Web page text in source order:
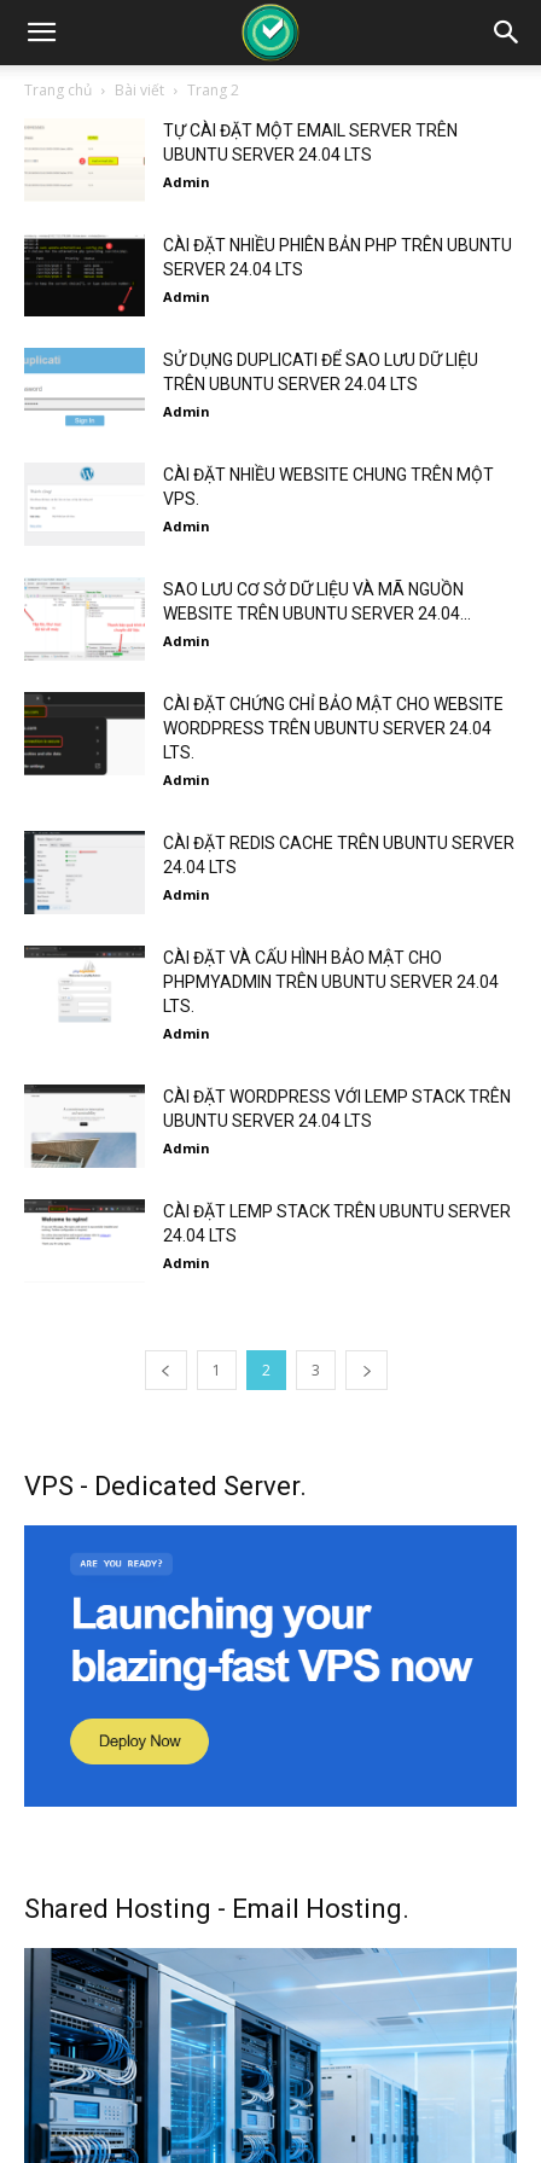
Trang chủ Bài viết Trang 2
TỰ CÀI ĐẶT MỘT EMAIL SERVER TRÊN
UBUNTU SERVER 24.04 LTS
Admin
CÀI ĐẶT NHIỀU PHIÊN BẢN PHP TRÊN UBUNTU
SERVER 24.04 LTS
Admin
SỬ DỤNG DUPLICATI ĐỂ SAO LƯU DỮ LIỆU
TRÊN UBUNTU SERVER 24.04 LTS
Admin
CÀI ĐẶT NHIỀU WEBSITE CHUNG TRÊN MỘT
VPS.
Admin
SAO LƯU CƠ SỞ DỮ LIỆU VÀ MÃ NGUỒN
WEBSITE TRÊN UBUNTU SERVER 24.04...
Admin
CÀI ĐẶT CHỨNG CHỈ BẢO MẬT CHO WEBSITE
WORDPRESS TRÊN UBUNTU SERVER 24.04
LTS.
Admin
CÀI ĐẶT REDIS CACHE TRÊN UBUNTU SERVER
24.04 LTS
Admin
CÀI ĐẶT VÀ CẤU HÌNH BẢO MẬT CHO
PHPMYADMIN TRÊN UBUNTU SERVER 24.04
LTS.
Admin
CÀI ĐẶT WORDPRESS VỚI LEMP STACK TRÊN
UBUNTU SERVER 24.04 LTS
Admin
CÀI ĐẶT LEMP STACK TRÊN UBUNTU SERVER
24.04 LTS
Admin
1 2 3
VPS - Dedicated Server.
Shared Hosting - Email Hosting.